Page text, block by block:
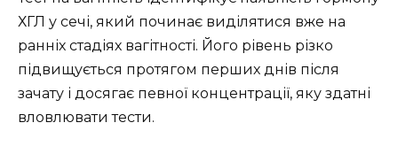
ХГЛ у сечі, який починає виділятися вже на
ранніх стадіях вагітності. Його рівень різко
підвищується протягом перших днів після
зачату і досягає певної концентрації, яку здатні
вловлювати тести.